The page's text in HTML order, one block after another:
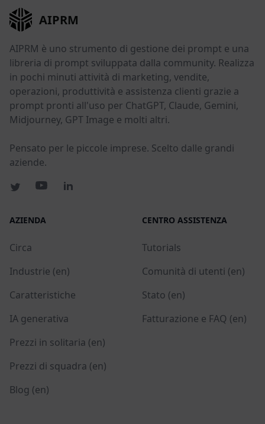
AIPRM
AIPRM è uno strumento di gestione dei prompt e una
libreria di prompt sviluppata dalla community. Realizza
in pochi minuti attività di marketing, vendite,
operazioni, produttività e assistenza clienti grazie a
prompt pronti all'uso per ChatGPT, Claude, Gemini,
Midjourney, GPT Image e molti altri.
Pensato per le piccole imprese. Scelto dalle grandi
aziende.
AZIENDA
Circa
Industrie (en)
Caratteristiche
IA generativa
Prezzi in solitaria (en)
Prezzi di squadra (en)
Blog (en)
CENTRO ASSISTENZA
Tutorials
Comunità di utenti (en)
Stato (en)
Fatturazione e FAQ (en)